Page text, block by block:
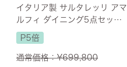
イタリア製 サルタレッリ アマ
ルフィ ダイニング5点セット
145cm 大理石 IVORY バタフ
ライ・ファブリック ピンク
【送料無料】
P5倍
通常価格：¥699,800